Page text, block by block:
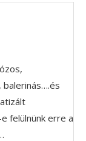
balerinás….és
felülnünk erre a